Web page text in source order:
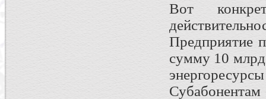
Вот
Предприятие
сумму 10